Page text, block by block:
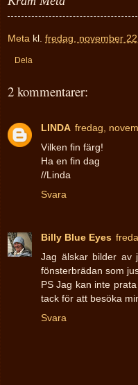
Meta kl. fredag, november
Dela
2 kommentarer:
LINDA fredag,
Vilken fin färg!
Ha en fin dag
//Linda
Svara
Billy Blue Eyes
Jag älskar bilder av
fönsterbrädan som
PS Jag kan inte
tack för att besöka
Svara